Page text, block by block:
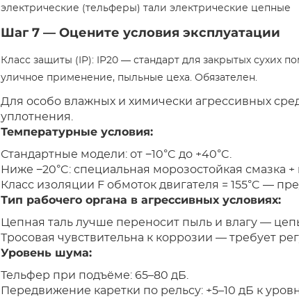
электрические (тельферы) тали электрические цепные
Шаг 7 — Оцените условия эксплуатации
Класс защиты (IP): IP20 — стандарт для закрытых сухих
уличное применение, пыльные цеха. Обязателен.
Для особо влажных и химически агрессивных
уплотнения.
Температурные условия:
Стандартные модели: от −10°C до +40°C.
Ниже −20°C: специальная морозостойкая смазка
Класс изоляции F обмоток двигателя = 155°C —
Тип рабочего органа в агрессивных условиях:
Цепная таль лучше переносит пыль и влагу —
Тросовая чувствительна к коррозии — требует
Уровень шума:
Тельфер при подъёме: 65–80 дБ.
Передвижение каретки по рельсу: +5–10 дБ к